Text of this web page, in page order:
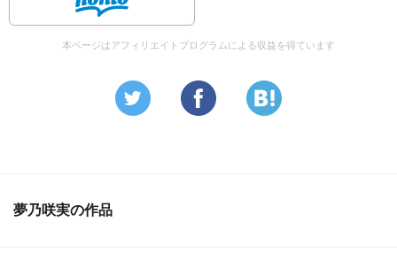
本ページはアフィリエイトプログラムによる収益を得ています
夢乃咲実の作品